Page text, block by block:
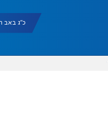
כ"ג באב תשפ"ו